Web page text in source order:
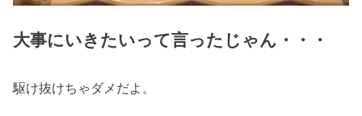
大事にいきたいって言ったじゃん・・・
駆け抜けちゃダメだよ。